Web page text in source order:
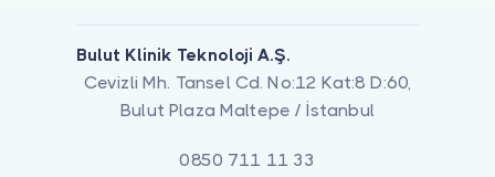
Bulut Klinik Teknoloji A.Ş.
Cevizli Mh. Tansel Cd. No:12 Kat:8 D:60,
Bulut Plaza Maltepe / İstanbul
0850 711 11 33